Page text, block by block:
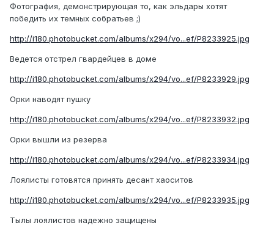
Фотография, демонстрирующая то, как эльдары хотят
победить их темных собратьев ;)
http://i180.photobucket.com/albums/x294/vo...ef/P8233925.jpg
Ведется отстрел гвардейцев в доме
http://i180.photobucket.com/albums/x294/vo...ef/P8233929.jpg
Орки наводят пушку
http://i180.photobucket.com/albums/x294/vo...ef/P8233932.jpg
Орки вышли из резерва
http://i180.photobucket.com/albums/x294/vo...ef/P8233934.jpg
Лоялисты готовятся принять десант хаоситов
http://i180.photobucket.com/albums/x294/vo...ef/P8233935.jpg
Тылы лоялистов надежно защищены